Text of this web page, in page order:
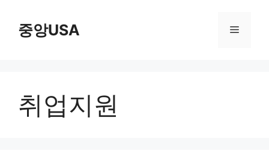
중앙USA 메
취업지원